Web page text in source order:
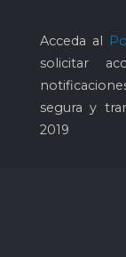
Acceda al
solicitar
segura y
2019